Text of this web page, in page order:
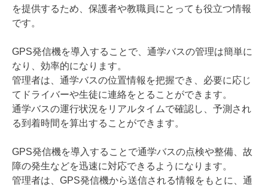
を提供するため、保護者や教職員にとっても役立つ情報
です。
GPS発信機を導入することで、通学バスの管理は簡単に
なり、効率的になります。
管理者は、通学バスの位置情報を把握でき、必要に応じ
てドライバーや生徒に連絡をとることができます。
通学バスの運行状況をリアルタイムで確認し、予測され
る到着時間を算出することができます。
GPS発信機を導入することで通学バスの点検や整備、故
障の発生などを迅速に対応できるようになります。
管理者は、GPS発信機から送信される情報をもとに、通